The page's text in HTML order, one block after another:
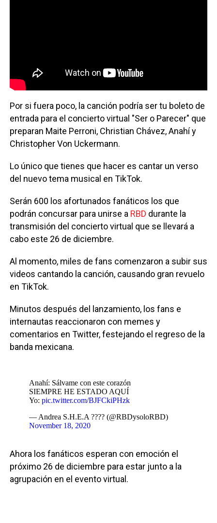
Por si fuera poco, la canción podría ser tu boleto de
entrada para el concierto virtual "Ser o Parecer" que
preparan Maite Perroni, Christian Chávez, Anahí y
Christopher Von Uckermann.
Lo único que tienes que hacer es cantar un verso
del nuevo tema musical en TikTok.
Serán 600 los afortunados fanáticos los que
podrán concursar para unirse a RBD durante la
transmisión del concierto virtual que se llevará a
cabo este 26 de diciembre.
Al momento, miles de fans comenzaron a subir sus
videos cantando la canción, causando gran revuelo
en TikTok.
Minutos después del lanzamiento, los fans e
internautas reaccionaron con memes y
comentarios en Twitter, festejando el regreso de la
banda mexicana.
Anahí: Sálvame con este corazón
SIEMPRE HE ESTADO AQUÍ
Yo: pic.twitter.com/BJFCkiPHzk
— Andrea S.H.E.A ???? (@RBDysoloRBD)
November 18, 2020
Ahora los fanáticos esperan con emoción el
próximo 26 de diciembre para estar junto a la
agrupación en el evento virtual.